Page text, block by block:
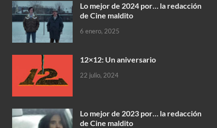
Lo mejor de 2024 por… la redacción
de Cine maldito
6 enero, 2025
12×12: Un aniversario
22 julio, 2024
Lo mejor de 2023 por… la redacción
de Cine maldito